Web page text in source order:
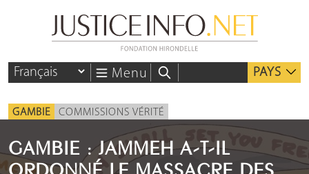
Menu PAYS
GAMBIE COMMISSIONS VÉRITÉ
GAMBIE : JAMMEH A-T-IL
ORDONNÉ LE MASSACRE DES